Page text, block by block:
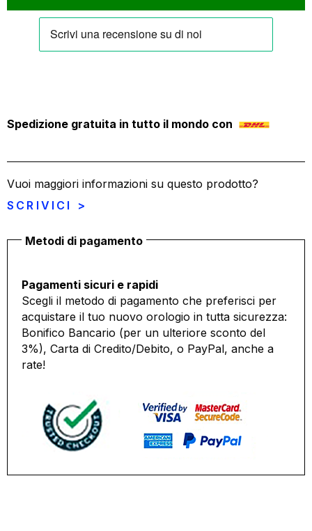
Metodi di pagamento
Pagamenti sicuri e rapidi
Scegli il metodo di pagamento che preferisci per
acquistare il tuo nuovo orologio in tutta sicurezza:
Bonifico Bancario (per un ulteriore sconto del
3%), Carta di Credito/Debito, o PayPal, anche a
rate!
Spedizione gratuita in tutto il mondo con
Vuoi maggiori informazioni su questo prodotto?
SCRIVICI >